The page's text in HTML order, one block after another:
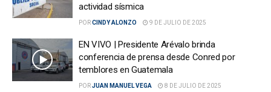
actividad sísmica
PORCINDY ALONZO 9 DE JULIO DE 2025
EN VIVO | Presidente Arévalo brinda
conferencia de prensa desde Conred por
temblores en Guatemala
PORJUAN MANUEL VEGA 8 DE JULIO DE 2025